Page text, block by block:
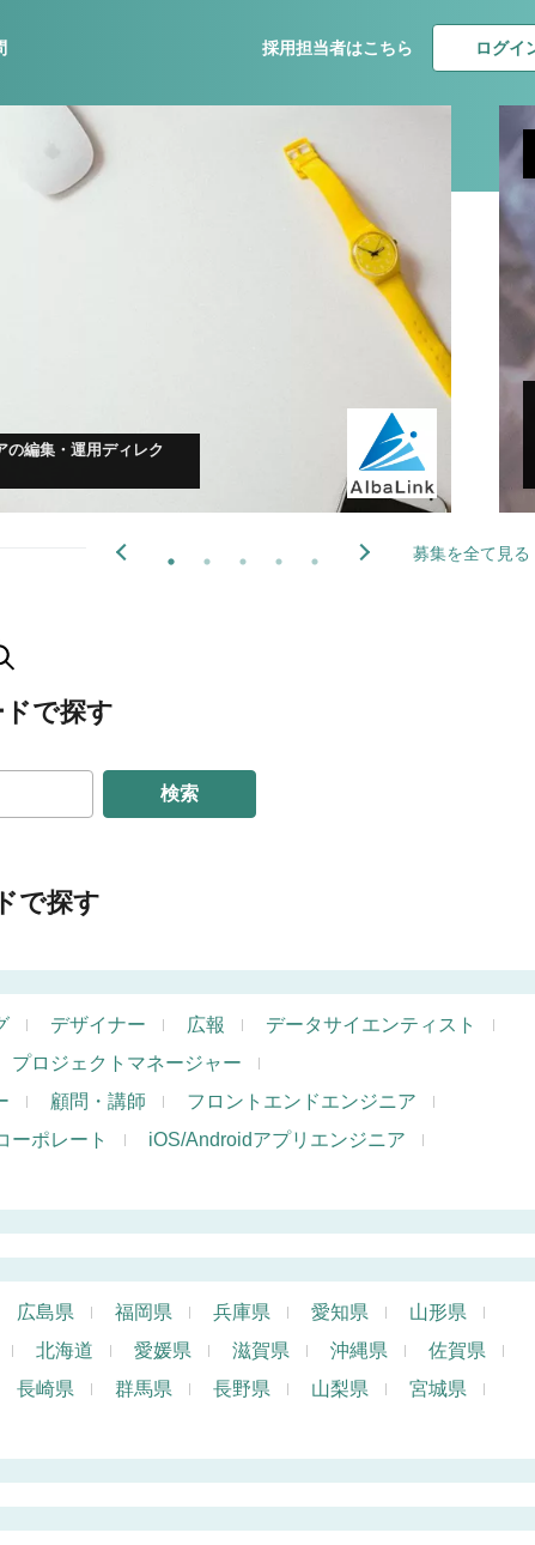
採用担当者はこちら ログイ
募集を全て見る
の編集・運用ディレク
で探す
検索
で探す
デザイナー 広報
データサイエンティスト
プロジェクトマネージャー
顧問・講師
フロントエンドエンジニア
ーポレート
iOS/Androidアプリエンジニア
広島県 福岡県 兵庫県 愛知県
山形県
北海道 愛媛県 滋賀県 沖縄県
佐賀県
長崎県 群馬県 長野県 山梨県
宮城県